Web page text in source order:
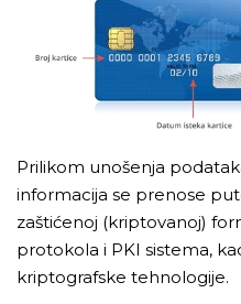
Prilikom unošenja
informacija se prenose
zaštićenoj (kriptovanoj)
protokola i PKI sistema,
kriptografske tehnologije.